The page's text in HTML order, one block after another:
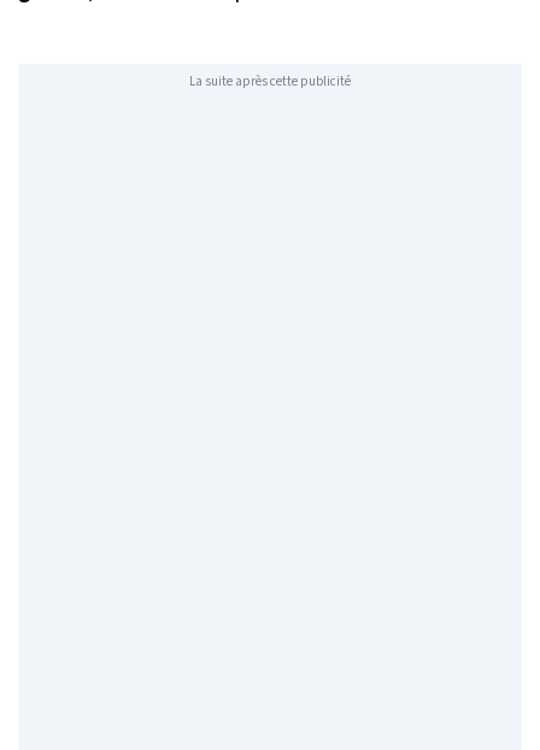
La suite après cette publicité